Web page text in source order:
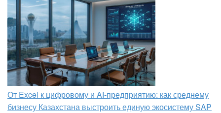
От Excel к цифровому и AI‑предприятию: как среднему
бизнесу Казахстана выстроить единую экосистему SAP